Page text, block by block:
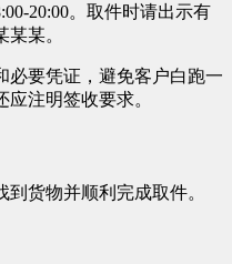
20:00。取件时请出示有
某。
必要凭证，避免客户白跑一
注明签收要求。
货物并顺利完成取件。